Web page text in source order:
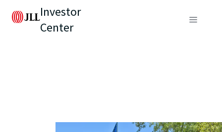
Investor
Center